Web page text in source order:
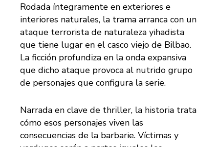
Rodada íntegramente en exteriores e
interiores naturales, la trama arranca con un
ataque terrorista de naturaleza yihadista
que tiene lugar en el casco viejo de Bilbao.
La ficción profundiza en la onda expansiva
que dicho ataque provoca al nutrido grupo
de personajes que configura la serie.
Narrada en clave de thriller, la historia trata
cómo esos personajes viven las
consecuencias de la barbarie. Víctimas y